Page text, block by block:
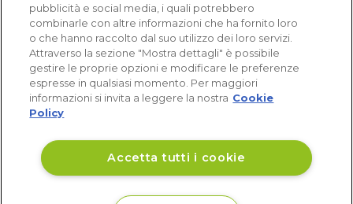
pubblicità e social media, i quali potrebbero
combinarle con altre informazioni che ha fornito loro
o che hanno raccolto dal suo utilizzo dei loro servizi.
Attraverso la sezione "Mostra dettagli" è possibile
gestire le proprie opzioni e modificare le preferenze
espresse in qualsiasi momento. Per maggiori
informazioni si invita a leggere la nostra Cookie
Policy
Accetta tutti i cookie